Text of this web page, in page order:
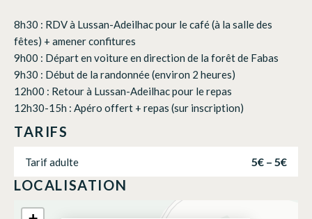
8h30 : RDV à Lussan-Adeilhac pour le café (à la salle des
fêtes) + amener confitures
9h00 : Départ en voiture en direction de la forêt de Fabas
9h30 : Début de la randonnée (environ 2 heures)
12h00 : Retour à Lussan-Adeilhac pour le repas
12h30-15h : Apéro offert + repas (sur inscription)
TARIFS
Tarif adulte 5€ – 5€
LOCALISATION